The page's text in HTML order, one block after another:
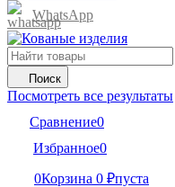
WhatsApp
Поиск
Посмотреть все результаты
Сравнение0
Избранное0
0Корзина 0 ₽пуста